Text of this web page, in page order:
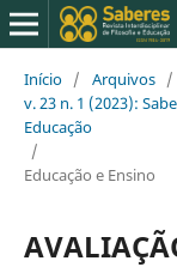
Início / Arquivos /
v. 23 n. 1 (2023):
Educação
/
Educação e Ensino